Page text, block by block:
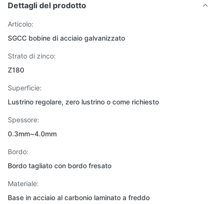
Dettagli del prodotto
Articolo:
SGCC bobine di acciaio galvanizzato
Strato di zinco:
Z180
Superficie:
Lustrino regolare, zero lustrino o come richiesto
Spessore:
0.3mm~4.0mm
Bordo:
Bordo tagliato con bordo fresato
Materiale:
Base in acciaio al carbonio laminato a freddo